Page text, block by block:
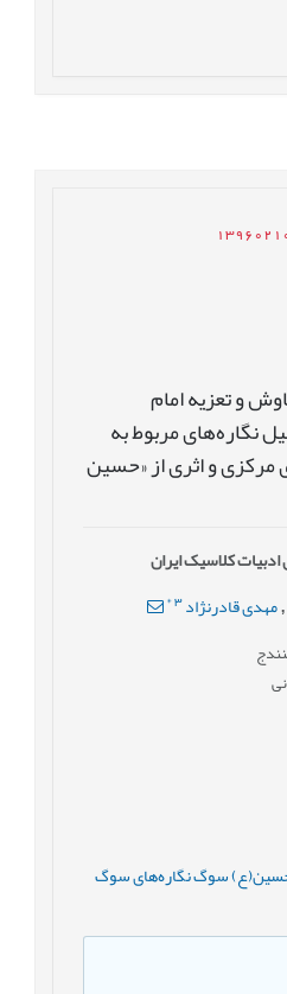
و تعزیه امام
نگاره‌های مربوط به
و اثری از «حسین
مهدی قادرنژاد 3
*
سوگ نگاره‌های سوگ